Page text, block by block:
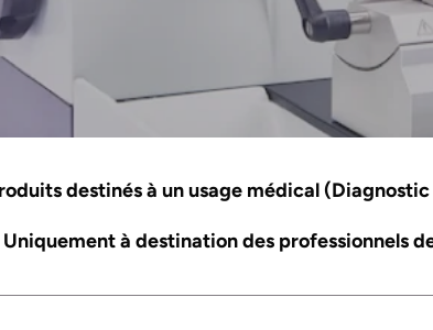
l
e
c
t
destinés à un usage médical
Uniquement à destination des professionnels